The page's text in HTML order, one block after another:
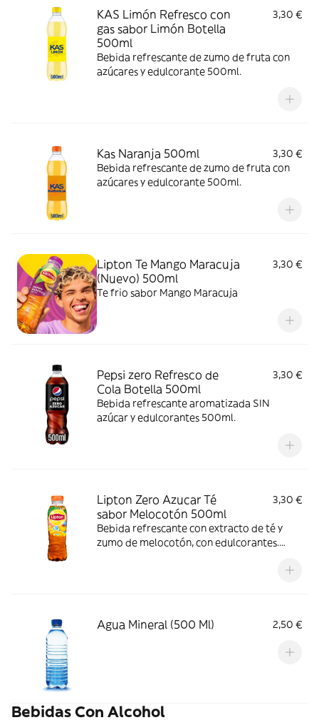
KAS Limón Refresco con
gas sabor Limón Botella
500ml
3,30 €
Bebida refrescante de zumo de fruta con
azúcares y edulcorante 500ml.
Kas Naranja 500ml
3,30 €
Bebida refrescante de zumo de fruta con
azúcares y edulcorante 500ml.
Lipton Te Mango Maracuja
(Nuevo) 500ml
3,30 €
Te frio sabor Mango Maracuja
Pepsi zero Refresco de
Cola Botella 500ml
3,30 €
Bebida refrescante aromatizada SIN
azúcar y edulcorantes 500ml.
Lipton Zero Azucar Té
sabor Melocotón 500ml
3,30 €
Bebida refrescante con extracto de té y
zumo de melocotón, con edulcorantes.
Agua Mineral (500 Ml) 2,50 €
Bebidas Con Alcohol